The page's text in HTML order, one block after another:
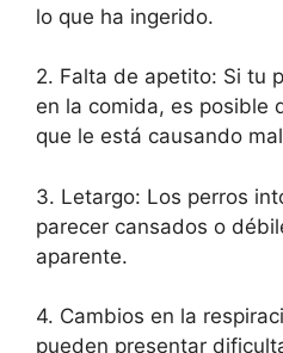
lo que ha ingerido.
2. Falta de apetito: Si tu
en la comida, es posible
que le está causando
3. Letargo: Los perros
parecer cansados o
aparente.
4. Cambios en la
pueden presentar